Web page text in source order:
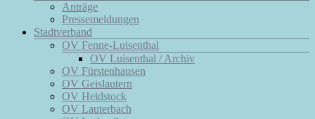
Euch.
Anträge
Pressemeldungen
Stadtverband
OV Fenne-Luisenthal
OV Luisenthal / Archiv
OV Fürstenhausen
OV Geislautern
OV Heidstock
OV Lauterbach